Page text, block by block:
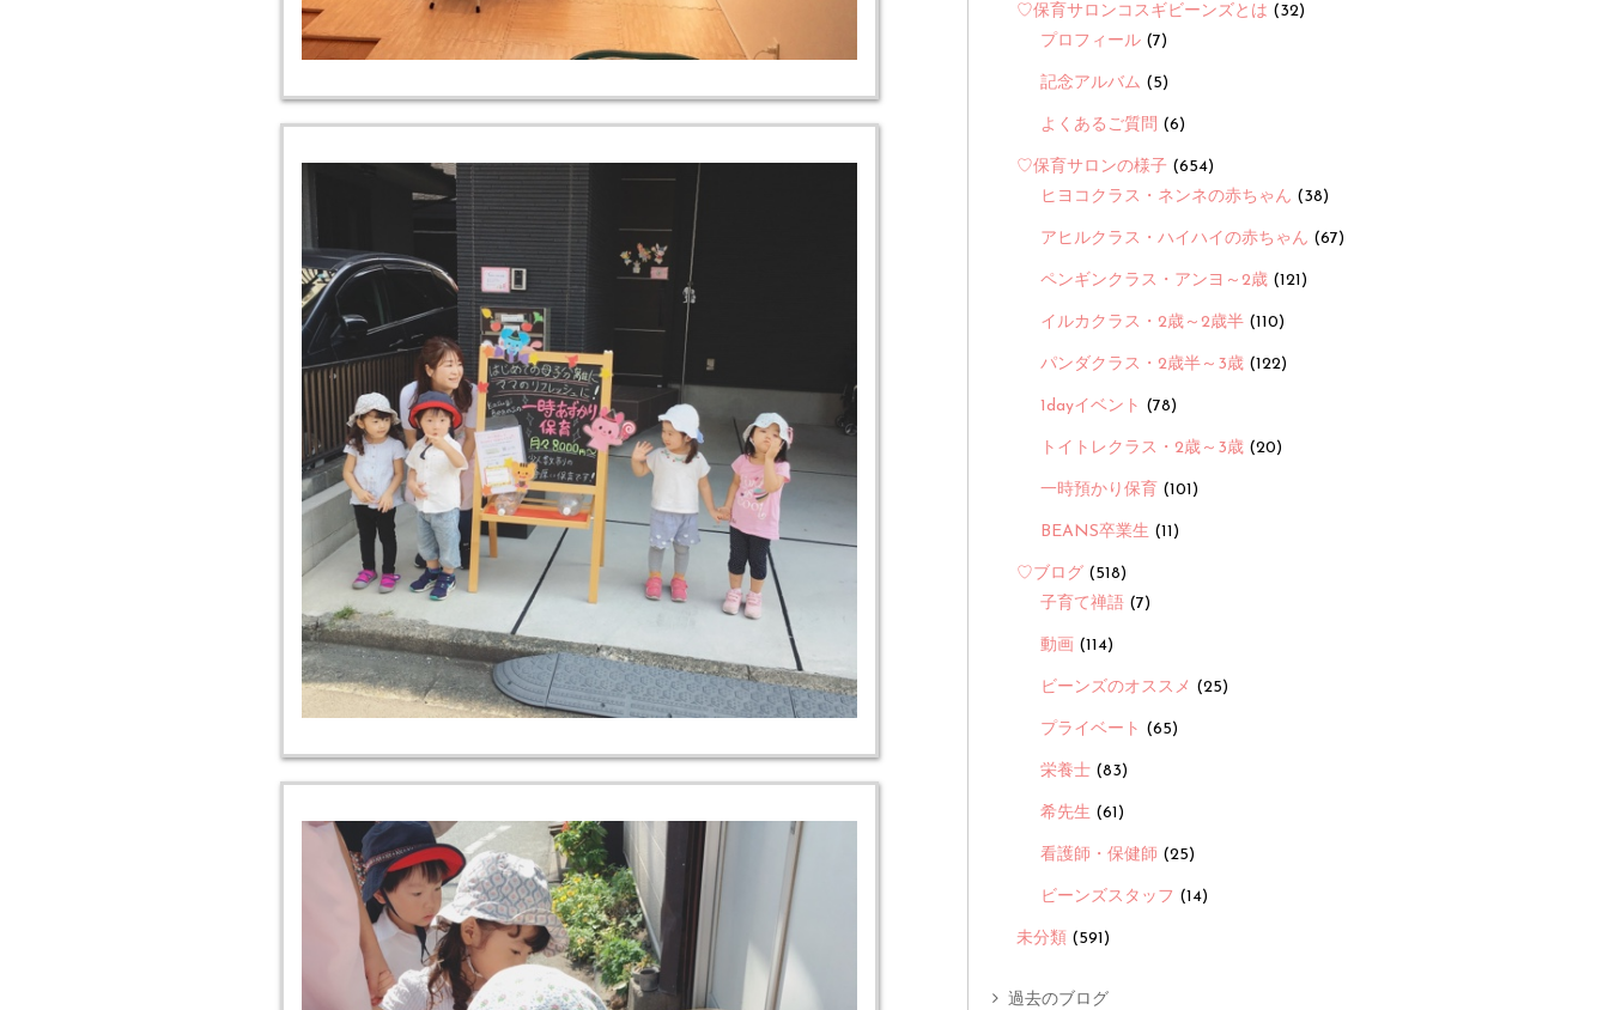
♡保育サロンコスギビーンズとは (32)
プロフィール (7)
記念アルバム (5)
よくあるご質問 (6)
♡保育サロンの様子 (654)
ヒヨコクラス・ネンネの赤ちゃん (38)
アヒルクラス・ハイハイの赤ちゃん (67)
ペンギンクラス・アンヨ～2歳 (121)
イルカクラス・2歳～2歳半 (110)
パンダクラス・2歳半～3歳 (122)
1dayイベント (78)
トイトレクラス・2歳～3歳 (20)
一時預かり保育 (101)
BEANS卒業生 (11)
♡ブログ (518)
子育て禅語 (7)
動画 (114)
ビーンズのオススメ (25)
プライベート (65)
栄養士 (83)
希先生 (61)
看護師・保健師 (25)
ビーンズスタッフ (14)
未分類 (591)
過去のブログ